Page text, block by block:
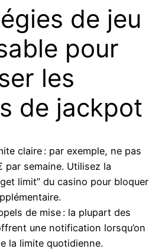
de jeu
pour
les
de jackpot
claire : par exemple, ne pas
par semaine. Utilisez la
limit” du casino pour bloquer
de mise : la plupart des
une notification lorsqu’on
la limite quotidienne.